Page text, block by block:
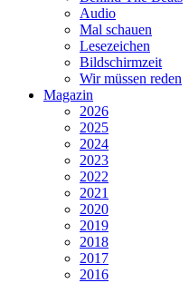
Audio
Mal schauen
Lesezeichen
Bildschirmzeit
Wir müssen reden
Magazin
2026
2025
2024
2023
2022
2021
2020
2019
2018
2017
2016